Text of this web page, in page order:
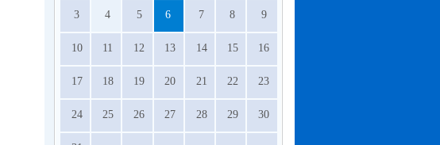
3 4 5 6 7 8 9
10 11 12 13 14 15 16
17 18 19 20 21 22 23
24 25 26 27 28 29 30